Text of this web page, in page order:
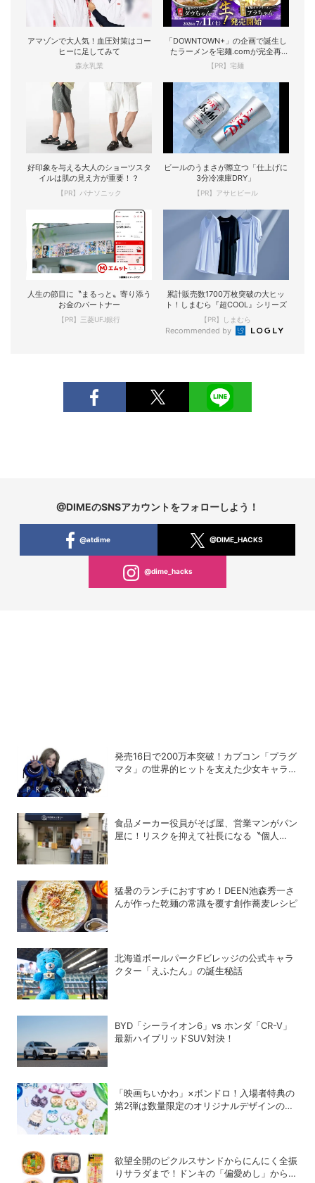
アマゾンで大人気！血圧対策はコー
ヒーに足してみて
森永乳業
「DOWNTOWN+」の企画で誕生し
たラーメンを宅麺.comが完全再
現！
【PR】宅麺
好印象を与える大人のショーツスタ
イルは肌の見え方が重要！？
【PR】パナソニック
ビールのうまさが際立つ「仕上げに
3分冷凍庫DRY」
【PR】アサヒビール
人生の節目に〝まるっと〟寄り添う
お金のパートナー
【PR】三菱UFJ銀行
累計販売数1700万枚突破の大ヒッ
ト！しまむら『超COOL』シリーズ
【PR】しまむら
Recommended by
@DIMEのSNSアカウントをフォローしよう！
@atdime @DIME_HACKS
@dime_hacks
発売16日で200万本突破！カプコン「プラグ
マタ」の世界的ヒットを支えた少女キャラの
食品メーカー役員がそば屋、営業マンがパン
屋に！リスクを抑えて社長になる〝個人
猛暑のランチにおすすめ！DEEN池森秀一さ
んが作った乾麺の常識を覆す創作蕎麦レシピ
北海道ボールパークFビレッジの公式キャラ
クター「えふたん」の誕生秘話
BYD「シーライオン6」vs ホンダ「CR-V」
最新ハイブリッドSUV対決！
「映画ちいかわ」×ボンドロ！入場者特典の
第2弾は数量限定のオリジナルデザインのボ
欲望全開のピクルスサンドからにんにく全振
りサラダまで！ドンキの「偏愛めし」から激